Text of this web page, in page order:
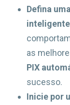
Defina
as
PIX
sucesso.
Inicie por